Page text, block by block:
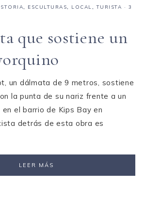
, ESCULTURAS, LOCAL,TURISTA · 3
que sostiene un
un dálmata de 9 metros, sostiene
la punta de su nariz frente a un
el barrio de Kips Bay en
detrás de esta obra es
LEER MÁS